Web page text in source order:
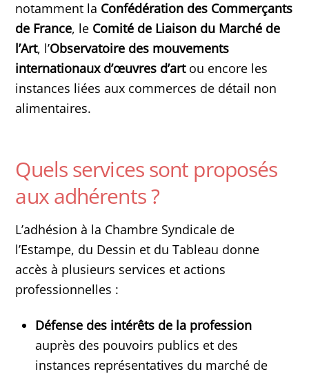
notamment la Confédération des Commerçants
de France, le Comité de Liaison du Marché de
l’Art, l’Observatoire des mouvements
internationaux d’œuvres d’artou encore les
instances liées aux commerces de détail non
alimentaires.
Quels services sont proposés
aux adhérents ?
L’adhésion à la Chambre Syndicale de
l’Estampe, du Dessin et du Tableau donne
accès à plusieurs services et actions
professionnelles :
Défense des intérêts de la profession
auprès des pouvoirs publics et des
instances représentatives du marché de